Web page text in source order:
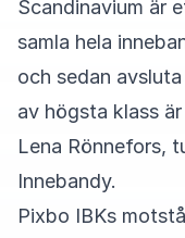
Scandinavium är
samla hela
och sedan
av högsta klass
Lena Rönnefors,
Innebandy.
Pixbo IBKs